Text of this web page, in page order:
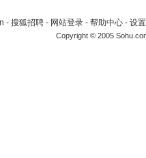
- 搜狐招聘 - 网站登录 - 帮助中心 - 设
Copyright © 2005